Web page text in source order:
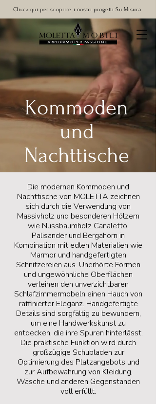
Clicca qui per scoprire i nostri progetti Su Misura
Kommoden
und
Nachttische
Die modernen Kommoden und
Nachttische von MOLETTA zeichnen
sich durch die Verwendung von
Massivholz und besonderen Hölzern
wie Nussbaumholz Canaletto,
Palisander und Bergahorn in
Kombination mit edlen Materialien wie
Marmor und handgefertigten
Schnitzereien aus. Unerhörte Formen
und ungewöhnliche Oberflächen
verleihen den unverzichtbaren
Schlafzimmermöbeln einen Hauch von
raffinierter Eleganz. Handgefertigte
Details sind sorgfältig zu bewundern,
um eine Handwerkskunst zu
entdecken, die ihre Spuren hinterlässt.
Die praktische Funktion wird durch
großzügige Schubladen zur
Optimierung des Platzangebots und
zur Aufbewahrung von Kleidung,
Wäsche und anderen Gegenständen
voll erfüllt.